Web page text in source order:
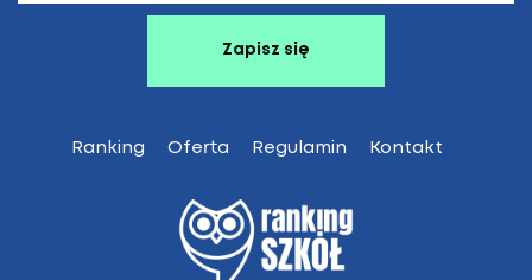
Ranking Oferta Regulamin Kontakt